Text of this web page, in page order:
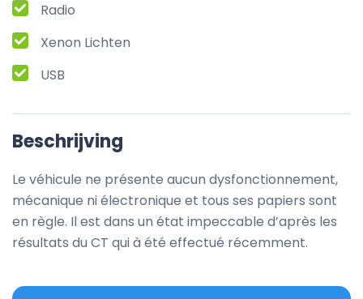
Radio
Xenon Lichten
USB
Beschrijving
Le véhicule ne présente aucun dysfonctionnement,
mécanique ni électronique et tous ses papiers sont
en règle. Il est dans un état impeccable d’après les
résultats du CT qui à été effectué récemment.